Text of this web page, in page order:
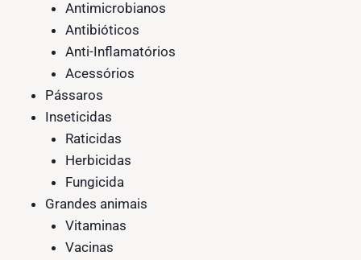
Antimicrobianos
Antibióticos
Anti-Inflamatórios
Acessórios
Pássaros
Inseticidas
Raticidas
Herbicidas
Fungicida
Grandes animais
Vitaminas
Vacinas